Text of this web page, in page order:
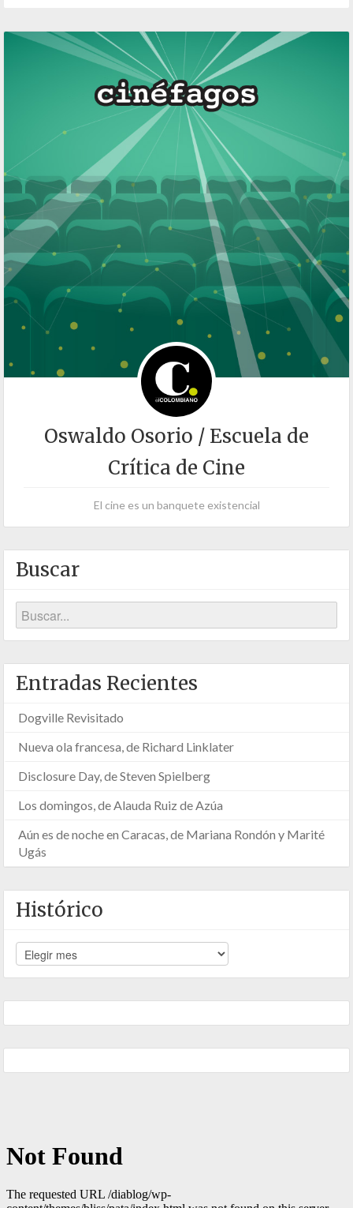
Oswaldo Osorio / Escuela de
Crítica de Cine
El cine es un banquete existencial
Buscar
Entradas Recientes
Dogville Revisitado
Nueva ola francesa, de Richard Linklater
Disclosure Day, de Steven Spielberg
Los domingos, de Alauda Ruiz de Azúa
Aún es de noche en Caracas, de Mariana Rondón y Marité
Ugás
Histórico